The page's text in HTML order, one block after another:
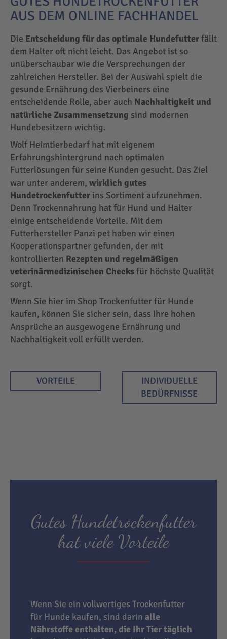
AUS DEM ONLINE FACHHANDEL
Die Entscheidung für das optimale Hundefutterfällt
dem Halter oft nicht leicht. Das Angebot ist so
unüberschaubar wie die Versprechungen der
zahlreichen Hersteller. Bei der Auswahl spielt die
gesunde Ernährung des Vierbeiners eine
entscheidende Rolle, aber auch Nachhaltigkeit und
natürliche Zusammensetzung sind modernen
Hundebesitzern wichtig.
Wolf Heimtierbedarf hat mit eigenem
Erfahrungshintergrund nach optimalen
Futterlösungen für seine Kunden gesucht. Das Ziel
war unter anderem, wirklich gutes
Hundetrockenfutter ins Sortiment aufzunehmen.
Denn Trockennahrung hat für Hund und Halter
einige entscheidende Vorteile. Mit dem
Futterhersteller Panzi pet haben wir einen
Kooperationspartner gefunden, der mit
kontrollierten Rezepten und regelmäßigen
veterinärmedizinischen Checksfür höchste Qualität
sorgt.
Wenn Sie hier im Shop Trockenfutter für Hunde
kaufen, können Sie sicher sein, dass Ihre hohen
Ansprüche an ausgewogene Ernährung und
Nachhaltigkeit voll erfüllt werden.
VORTEILE
INDIVIDUELLE
BEDÜRFNISSE
Gutes Hundetrockenfutter
hat viele Vorteile
Wenn Sie ein vollwertiges Trockenfutter
für Hunde kaufen, sind darin alle
Nährstoffe enthalten, die Ihr Tier täglich